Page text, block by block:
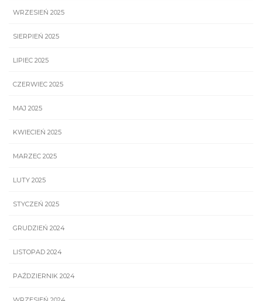
WRZESIEŃ 2025
SIERPIEŃ 2025
LIPIEC 2025
CZERWIEC 2025
MAJ 2025
KWIECIEŃ 2025
MARZEC 2025
LUTY 2025
STYCZEŃ 2025
GRUDZIEŃ 2024
LISTOPAD 2024
PAŹDZIERNIK 2024